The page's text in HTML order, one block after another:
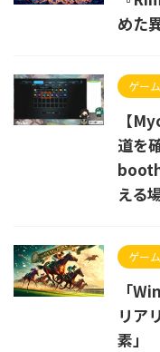
めた
ゲーム
【
道を
える
ゲーム
「
リア
素」